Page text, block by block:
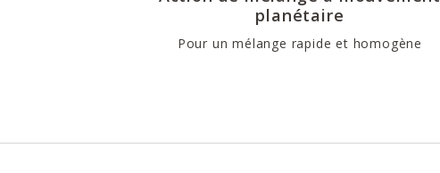
planétaire
Pour un mélange rapide et homogène